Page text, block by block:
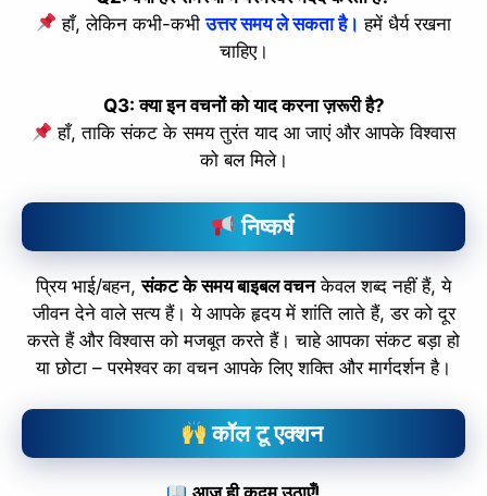
हाँ, लेकिन कभी-कभीउत्तर समय ले सकता है। हमें धैर्य रखना
चाहिए।
Q3: क्या इन वचनों को याद करना ज़रूरी है?
हाँ, ताकि संकट के समय तुरंत याद आ जाएं और आपके विश्वास
को बल मिले।
निष्कर्ष
प्रिय भाई/बहन,संकट के समय बाइबल वचनकेवल शब्द नहीं हैं, ये
जीवन देने वाले सत्य हैं। ये आपके हृदय में शांति लाते हैं, डर को दूर
करते हैं और विश्वास को मजबूत करते हैं। चाहे आपका संकट बड़ा हो
या छोटा – परमेश्वर का वचन आपके लिए शक्ति और मार्गदर्शन है।
कॉल टू एक्शन